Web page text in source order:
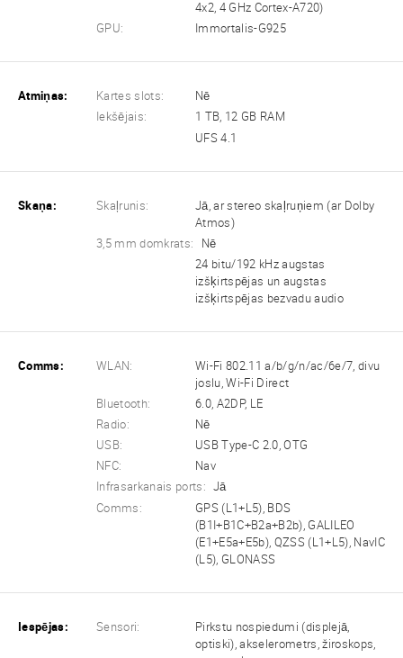
4x2, 4 GHz Cortex-A720)
GPU:
Immortalis-G925
Atmiņas: Kartes slots:
Nē
Iekšējais:
1 TB, 12 GB RAM
UFS 4.1
Skaņa: Skaļrunis:
Jā, ar stereo skaļruņiem (ar Dolby
Atmos)
3,5 mm domkrats:
Nē
24 bitu/192 kHz augstas
izšķirtspējas un augstas
izšķirtspējas bezvadu audio
Comms: WLAN:
Wi-Fi 802.11 a/b/g/n/ac/6e/7, divu
joslu, Wi-Fi Direct
Bluetooth:
6.0, A2DP, LE
Radio:
Nē
USB:
USB Type-C 2.0, OTG
NFC:
Nav
Infrasarkanais ports:
Jā
Comms:
GPS (L1+L5), BDS
(B1I+B1C+B2a+B2b), GALILEO
(E1+E5a+E5b), QZSS (L1+L5), NavIC
(L5), GLONASS
Iespējas: Sensori:
Pirkstu nospiedumi (displejā,
optiski), akselerometrs, žiroskops,